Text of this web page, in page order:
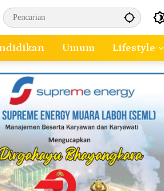
Umum Lifestyle